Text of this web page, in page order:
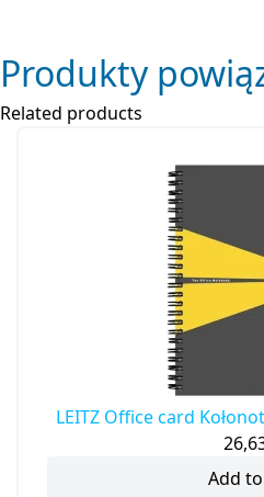
Produkty
Related products
LEITZ Office card
Add